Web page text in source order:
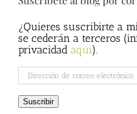
¿Quieres suscribirte a
se cederán a terceros
privacidad aqui).
Dirección
de
correo
electrónico
Suscribir